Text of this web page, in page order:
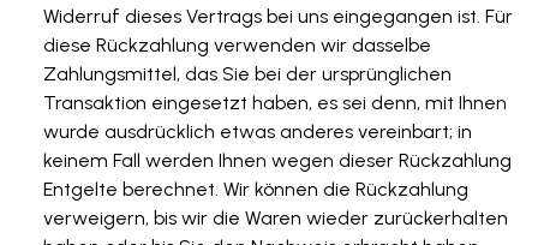
Widerruf dieses Vertrags bei uns eingegangen ist. Für
diese Rückzahlung verwenden wir dasselbe
Zahlungsmittel, das Sie bei der ursprünglichen
Transaktion eingesetzt haben, es sei denn, mit Ihnen
wurde ausdrücklich etwas anderes vereinbart; in
keinem Fall werden Ihnen wegen dieser Rückzahlung
Entgelte berechnet. Wir können die Rückzahlung
verweigern, bis wir die Waren wieder zurückerhalten